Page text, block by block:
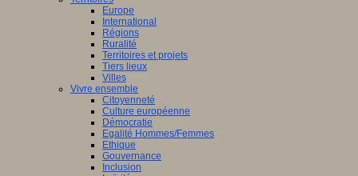
Europe
International
Régions
Ruralité
Territoires et projets
Tiers lieux
Villes
Vivre ensemble
Citoyenneté
Culture européenne
Démocratie
Egalité Hommes/Femmes
Ethique
Gouvernance
Inclusion